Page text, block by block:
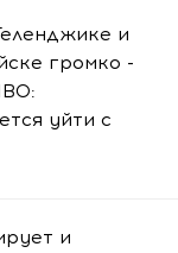
и
громко -
уйти с
и